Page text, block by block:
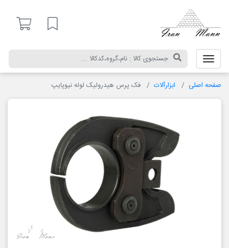
لیست مورد علاقه
صفحه اصلی ابزارآلات فک پرس هیدرولیک لوله نیوپایپ